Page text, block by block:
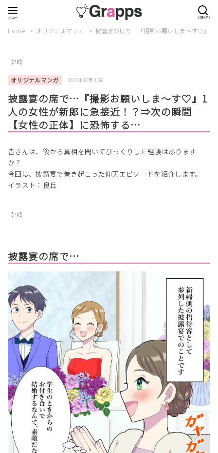
Home オリジナルマンガ 披露宴の席で…『撮影お願いしま～す♡』1
【PR】
オリジナルマンガ 2025年10月31日
披露宴の席で…『撮影お願いしま～す♡』1
人の女性が新郎に急接近！？⇒次の瞬間
【女性の正体】に恐怖する…
皆さんは、後から真相を聞いてびっくりした経験はあります
か？
今回は、披露宴で巻き起こった仰天エピソードを紹介します。
イラスト：良丘
【PR】
披露宴の席で…